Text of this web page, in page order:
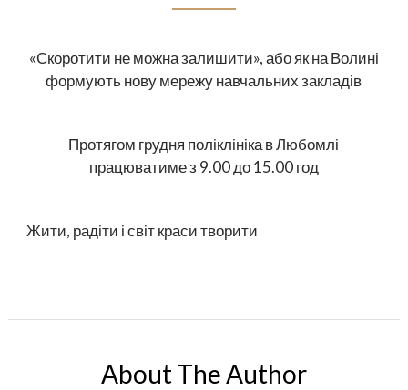
«Скоротити не можна залишити», або як на Волині
формують нову мережу навчальних закладів
Протягом грудня поліклініка в Любомлі
працюватиме з 9.00 до 15.00 год
Жити, радіти і світ краси творити
About The Author